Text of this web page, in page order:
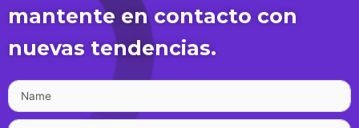
mantente en contacto con
nuevas tendencias.